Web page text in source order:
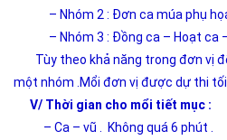
– Nhóm 2 : Đơn ca múa phụ họa
– Nhóm 3 : Đồng ca – Hoạt ca –
Tùy theo khả năng trong đơn vị
một nhóm .Mổi đơn vị được dự thi
V/ Thời gian cho mổi tiết mục :
– Ca – vũ . Không quá 6 phút .